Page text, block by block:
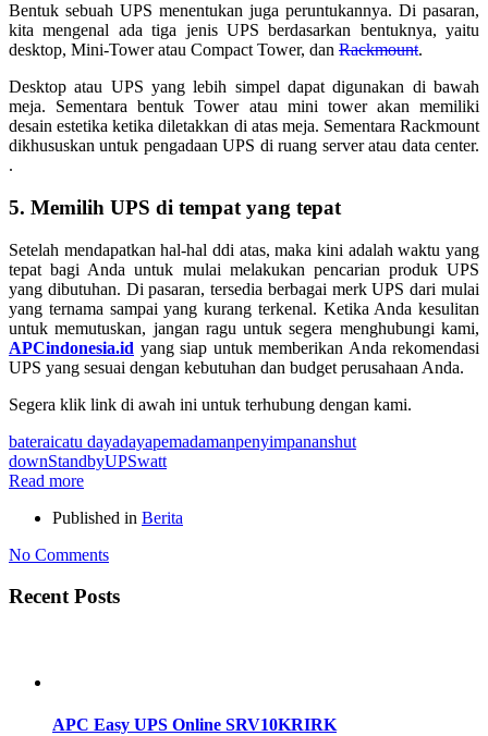
Bentuk sebuah UPS menentukan juga peruntukannya. Di pasaran,
kita mengenal ada tiga jenis UPS berdasarkan bentuknya, yaitu
desktop, Mini-Tower atau Compact Tower, dan Rackmount.
Desktop atau UPS yang lebih simpel dapat digunakan di bawah
meja. Sementara bentuk Tower atau mini tower akan memiliki
desain estetika ketika diletakkan di atas meja. Sementara Rackmount
dikhususkan untuk pengadaan UPS di ruang server atau data center.
.
5. Memilih UPS di tempat yang tepat
Setelah mendapatkan hal-hal ddi atas, maka kini adalah waktu yang
tepat bagi Anda untuk mulai melakukan pencarian produk UPS
yang dibutuhan. Di pasaran, tersedia berbagai merk UPS dari mulai
yang ternama sampai yang kurang terkenal. Ketika Anda kesulitan
untuk memutuskan, jangan ragu untuk segera menghubungi kami,
APCindonesia.id yang siap untuk memberikan Anda rekomendasi
UPS yang sesuai dengan kebutuhan dan budget perusahaan Anda.
Segera klik link di awah ini untuk terhubung dengan kami.
bateraicatu dayadayapemadamanpenyimpananshut
downStandbyUPSwatt
Read more
Published in Berita
No Comments
Recent Posts
APC Easy UPS Online SRV10KRIRK